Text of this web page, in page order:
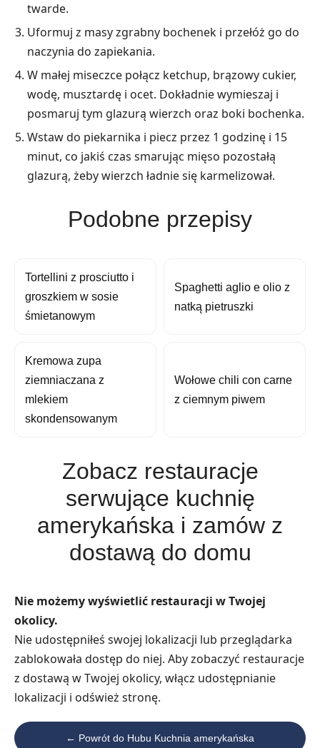
twarde.
Uformuj z masy zgrabny bochenek i przełóż go do
naczynia do zapiekania.
W małej miseczce połącz ketchup, brązowy cukier,
wodę, musztardę i ocet. Dokładnie wymieszaj i
posmaruj tym glazurą wierzch oraz boki bochenka.
Wstaw do piekarnika i piecz przez 1 godzinę i 15
minut, co jakiś czas smarując mięso pozostałą
glazurą, żeby wierzch ładnie się karmelizował.
Podobne przepisy
Tortellini z prosciutto i
groszkiem w sosie
śmietanowym
Spaghetti aglio e olio z
natką pietruszki
Kremowa zupa
ziemniaczana z
mlekiem
skondensowanym
Wołowe chili con carne
z ciemnym piwem
Zobacz restauracje
serwujące kuchnię
amerykańska i zamów z
dostawą do domu
Nie możemy wyświetlić restauracji w Twojej
okolicy.
Nie udostępniłeś swojej lokalizacji lub przeglądarka
zablokowała dostęp do niej. Aby zobaczyć restauracje
z dostawą w Twojej okolicy, włącz udostępnianie
lokalizacji i odśwież stronę.
← Powrót do Hubu Kuchnia amerykańska